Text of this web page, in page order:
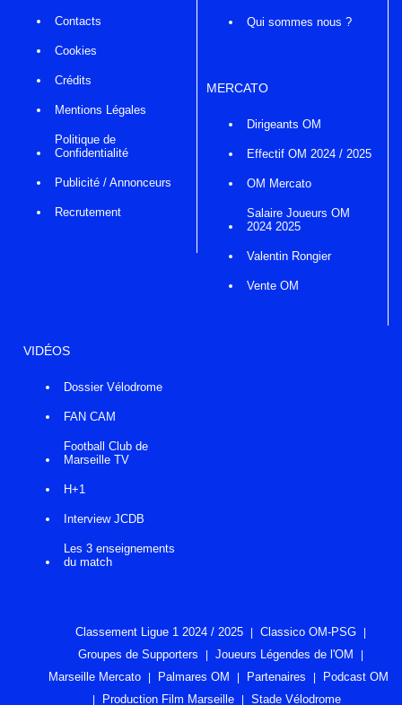
Contacts
Cookies
Crédits
Mentions Légales
Politique de
Confidentialité
Publicité / Annonceurs
Recrutement
Qui sommes nous ?
MERCATO
Dirigeants OM
Effectif OM 2024 / 2025
OM Mercato
Salaire Joueurs OM
2024 2025
Valentin Rongier
Vente OM
VIDÉOS
Dossier Vélodrome
FAN CAM
Football Club de
Marseille TV
H+1
Interview JCDB
Les 3 enseignements
du match
Classement Ligue 1 2024 / 2025
Classico OM-PSG
Groupes de Supporters
Joueurs Légendes de l'OM
Marseille Mercato
Palmares OM Partenaires
Podcast OM
Production Film Marseille
Stade Vélodrome